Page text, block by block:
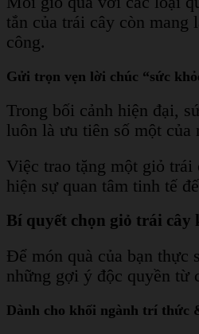
tắn của trái cây còn
công.
Gửi trọn vẹn lời chúc “sức
Trong bối cảnh hiện đại,
luôn là ưu tiên số một
Việc trao tặng một giỏ
hiện sự quan tâm tinh tế
Bí quyết chọn giỏ trái
Để món quà của bạn thực
những gợi ý độc quyền từ
Dành cho khối ngành trí thức